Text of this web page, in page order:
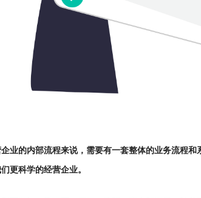
业的内部流程来说，需要有一套整体的业务流程
更科学的经营企业。